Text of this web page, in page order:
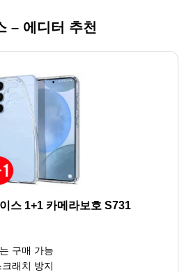
– 에디터 추천
스 1+1 카메라보호 S731
구매 가능
크래치 방지